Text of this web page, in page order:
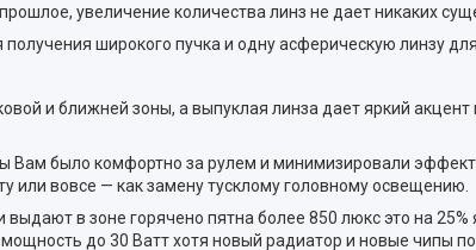
увеличение количества линз не дает никаких
широкого пучка и одну асферическую линзу
и ближней зоны, а выпуклая линза дает яркий акцент
Вам было комфортно за рулем и минимизировали
или вовсе — как замену тусклому головному освещению.
в зоне горячено пятна более 850 люкс это на
до 30 Ватт хотя новый радиатор и новые чипы